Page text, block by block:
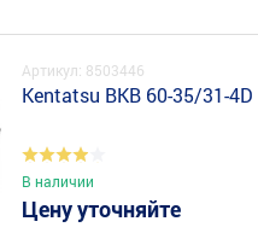
Артикул: 8503446
Kentatsu BKB 60-35/31-4D
В наличии
Цену уточняйте